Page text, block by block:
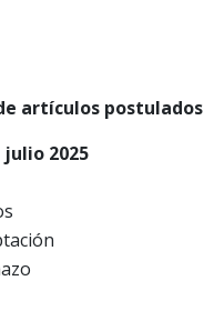
artículos postulados
julio 2025